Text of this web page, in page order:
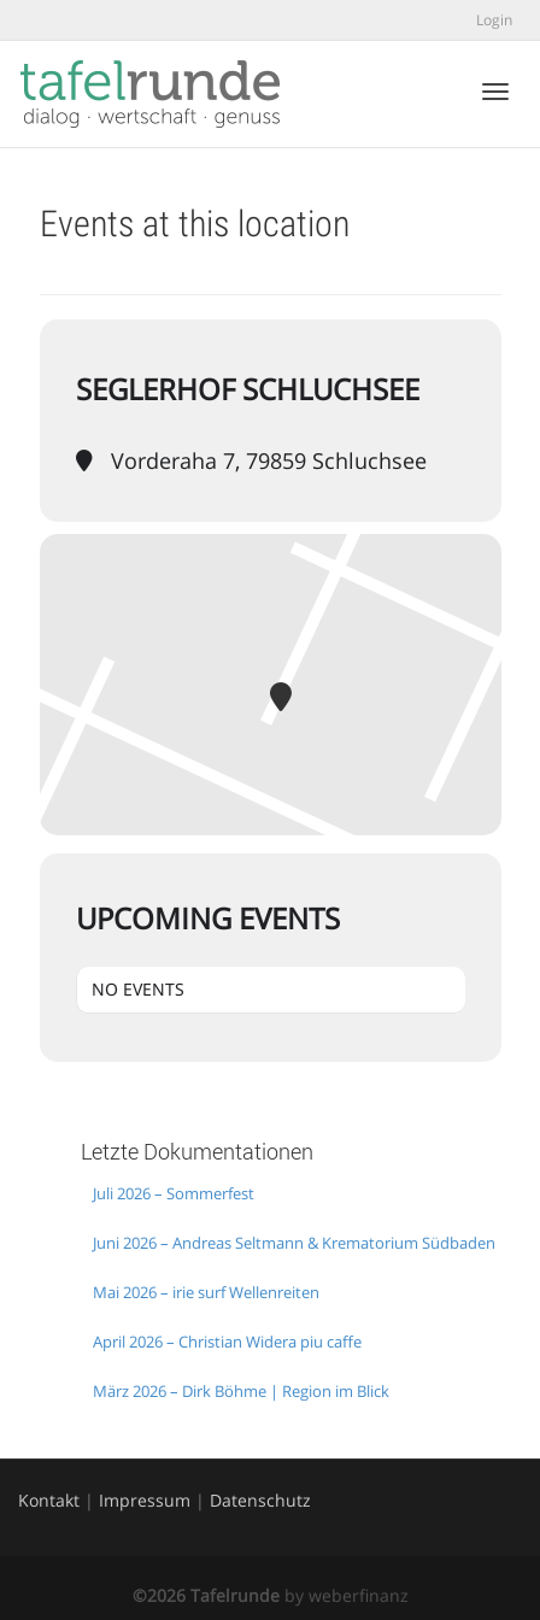
Login
Events at this location
SEGLERHOF SCHLUCHSEE
Vorderaha 7, 79859 Schluchsee
UPCOMING EVENTS
NO EVENTS
Letzte Dokumentationen
Juli 2026 – Sommerfest
Juni 2026 – Andreas Seltmann & Krematorium Südbaden
Mai 2026 – irie surf Wellenreiten
April 2026 – Christian Widera piu caffe
März 2026 – Dirk Böhme | Region im Blick
Kontakt | Impressum | Datenschutz
©2026 Tafelrundeby weberfinanz